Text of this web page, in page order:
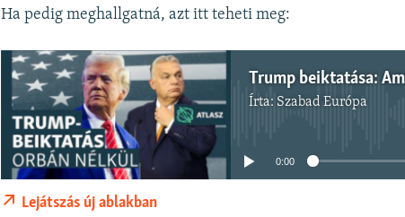
Ha pedig meghallgatná, azt itt teheti meg:
Írta: Szabad Európa
Jelenleg nincs elérhető
0:00
Lejátszás új ablakban